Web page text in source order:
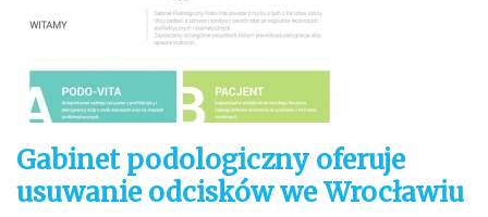
Gabinet podologiczny oferuje
usuwanie odcisków we Wrocławiu